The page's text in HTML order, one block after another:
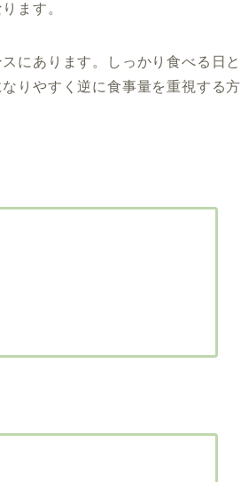
ます。
にあります。しっかり食べる日と
りやすく逆に食事量を重視する方